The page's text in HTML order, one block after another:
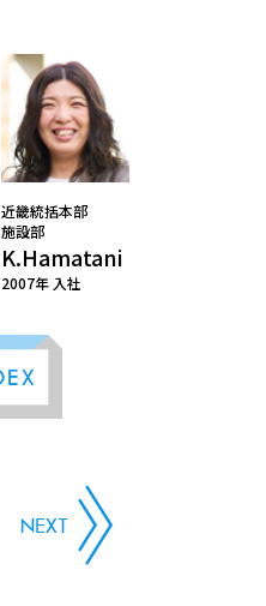
近畿統括本部
施設部
K.Hamatani
2007年 入社